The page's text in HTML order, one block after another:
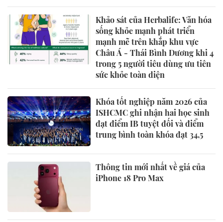
Khảo sát của Herbalife: Văn hóa
sống khỏe mạnh phát triển
mạnh mẽ trên khắp khu vực
Châu Á - Thái Bình Dương khi 4
trong 5 người tiêu dùng ưu tiên
sức khỏe toàn diện
Khóa tốt nghiệp năm 2026 của
ISHCMC ghi nhận hai học sinh
đạt điểm IB tuyệt đối và điểm
trung bình toàn khóa đạt 34,5
Thông tin mới nhất về giá của
iPhone 18 Pro Max